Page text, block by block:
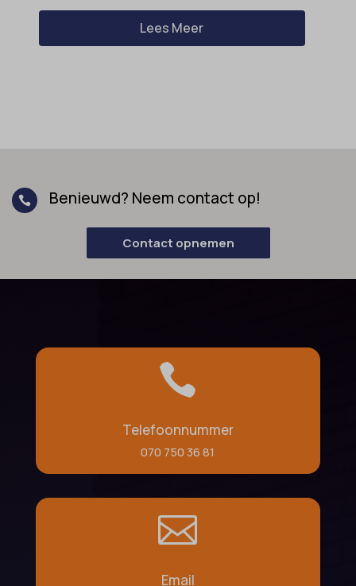
Lees Meer
 Benieuwd? Neem contact op!
Contact opnemen

Telefoonnummer
070 750 36 81

Email